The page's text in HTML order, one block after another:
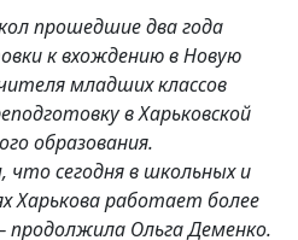
прошедшие два года
к вхождению в Новую
младших классов
в Харьковской
образования.
что сегодня в школьных и
Харькова работает более
продолжила Ольга Деменко.